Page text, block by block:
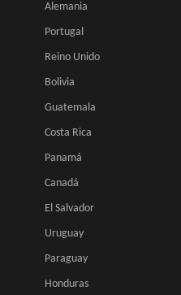
Alemania
Portugal
Reino Unido
Bolivia
Guatemala
Costa Rica
Panamá
Canadá
El Salvador
Uruguay
Paraguay
Honduras